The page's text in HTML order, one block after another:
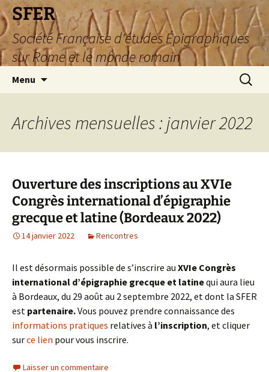
SFER
Société Française d'études Épigraphiques
sur Rome et le monde romain
Menu
Archives mensuelles : janvier 2022
Ouverture des inscriptions au XVIe
Congrès international d’épigraphie
grecque et latine (Bordeaux 2022)
14 janvier 2022 Rencontres
Il est désormais possible de s’inscrire au XVIe Congrès
international d’épigraphie grecque et latinequi aura lieu
à Bordeaux, du 29 août au 2 septembre 2022, et dont la SFER
est partenaire.Vous pouvez prendre connaissance des
informations pratiques relatives à l’inscription, et cliquer
surce lien pour vous inscrire.
Laisser un commentaire